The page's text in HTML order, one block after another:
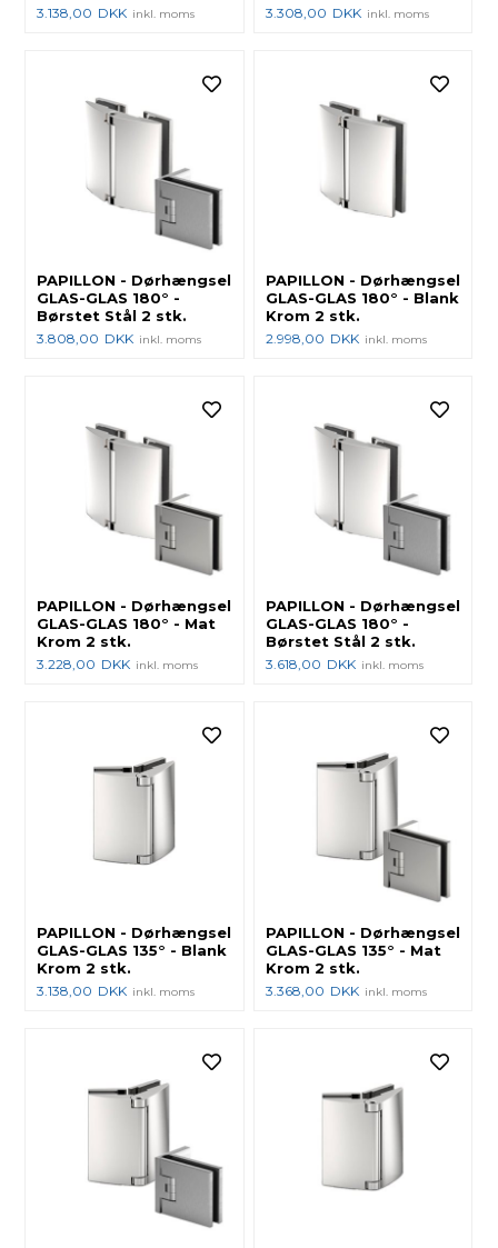
3.138,00 DKK inkl. moms 3.308,00 DKK inkl. moms
PAPILLON - Dørhængsel
GLAS-GLAS 180° -
Børstet Stål 2 stk.
3.808,00 DKK inkl. moms
PAPILLON - Dørhængsel
GLAS-GLAS 180° - Blank
Krom 2 stk.
2.998,00 DKK inkl. moms
PAPILLON - Dørhængsel
GLAS-GLAS 180° - Mat
Krom 2 stk.
3.228,00 DKK inkl. moms
PAPILLON - Dørhængsel
GLAS-GLAS 180° -
Børstet Stål 2 stk.
3.618,00 DKK inkl. moms
PAPILLON - Dørhængsel
GLAS-GLAS 135° - Blank
Krom 2 stk.
3.138,00 DKK inkl. moms
PAPILLON - Dørhængsel
GLAS-GLAS 135° - Mat
Krom 2 stk.
3.368,00 DKK inkl. moms